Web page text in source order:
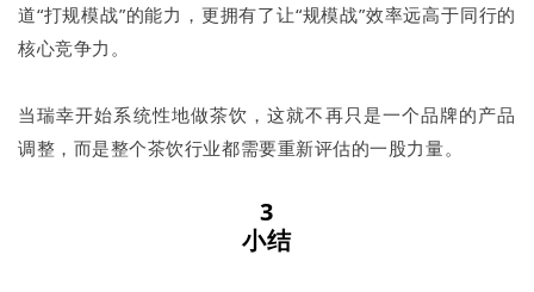
道“打规模战”的能力，更拥有了让“规模战”效率远高于同行的
核心竞争力。
当瑞幸开始系统性地做茶饮，这就不再只是一个品牌的产品
调整，而是整个茶饮行业都需要重新评估的一股力量。
3
小结